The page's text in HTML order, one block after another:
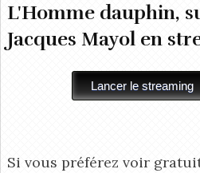
L'Homme dauphin,
Jacques Mayol en
Si vous préférez voir